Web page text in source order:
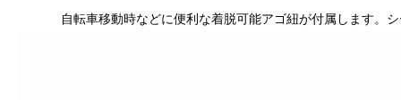
自転車移動時などに便利な着脱可能アゴ紐が付属します。